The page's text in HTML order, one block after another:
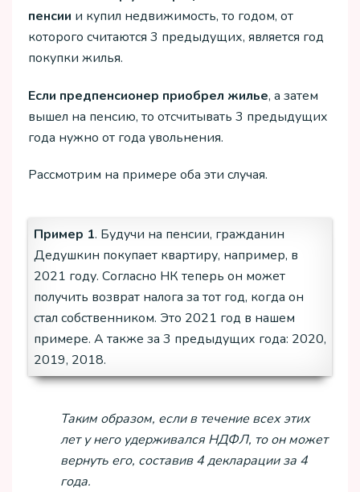
пенсии и купил недвижимость, то годом, от
которого считаются 3 предыдущих, является год
покупки жилья.
Если предпенсионер приобрел жилье, а затем
вышел на пенсию, то отсчитывать 3 предыдущих
года нужно от года увольнения.
Рассмотрим на примере оба эти случая.
Пример 1. Будучи на пенсии, гражданин
Дедушкин покупает квартиру, например, в
2021 году. Согласно НК теперь он может
получить возврат налога за тот год, когда он
стал собственником. Это 2021 год в нашем
примере. А также за 3 предыдущих года: 2020,
2019, 2018.
Таким образом, если в течение всех этих
лет у него удерживался НДФЛ, то он может
вернуть его, составив 4 декларации за 4
года.